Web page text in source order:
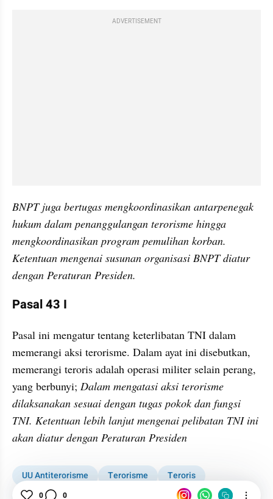
ADVERTISEMENT
BNPT juga bertugas mengkoordinasikan antarpenegak
hukum dalam penanggulangan terorisme hingga
mengkoordinasikan program pemulihan korban.
Ketentuan mengenai susunan organisasi BNPT diatur
dengan Peraturan Presiden.
Pasal 43 I
Pasal ini mengatur tentang keterlibatan TNI dalam
memerangi aksi terorisme. Dalam ayat ini disebutkan,
memerangi teroris adalah operasi militer selain perang,
yang berbunyi; Dalam mengatasi aksi terorisme
dilaksanakan sesuai dengan tugas pokok dan fungsi
TNI. Ketentuan lebih lanjut mengenai pelibatan TNI ini
akan diatur dengan Peraturan Presiden
UU Antiterorisme Terorisme
Teroris
Undang-undang
0 0